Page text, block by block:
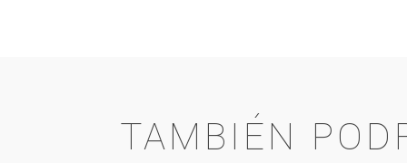
TAMBIÉN